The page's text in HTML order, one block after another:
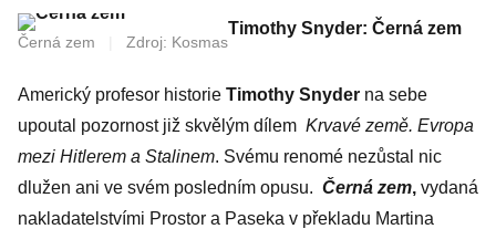
Černá zem Zdroj: Kosmas
Timothy Snyder: Černá zem
Americký profesor historie Timothy Snyder na sebe
upoutal pozornost již skvělým dílem Krvavé země. Evropa
mezi Hitlerem a Stalinem. Svému renomé nezůstal nic
dlužen ani ve svém posledním opusu. Černá zem, vydaná
nakladatelstvími Prostor a Paseka v překladu Martina